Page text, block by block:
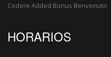
Codere Added Bonus Benvenuto
HORARIOS